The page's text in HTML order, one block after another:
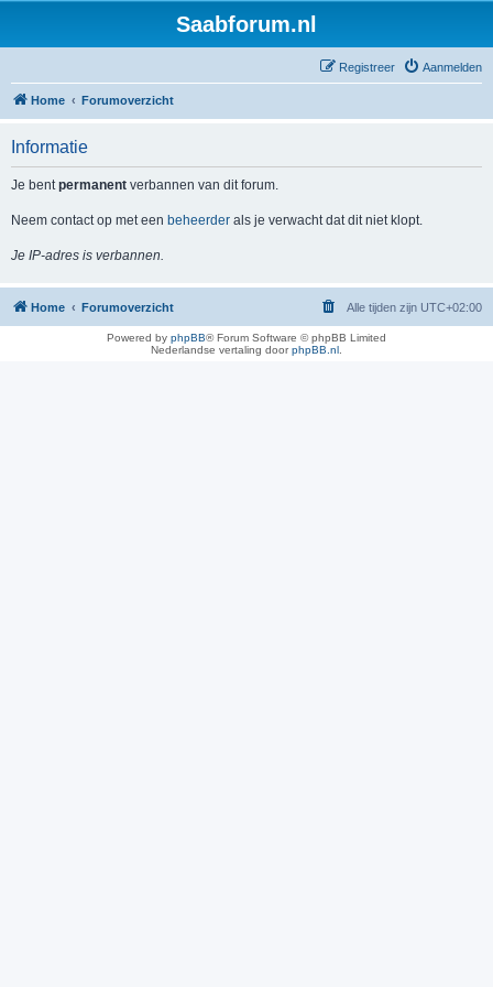
Saabforum.nl
Aanmelden
Registreer
Home Forumoverzicht
Informatie
Je bentpermanent verbannen van dit forum.
Neem contact op met een beheerder als je verwacht dat dit niet klopt.
Je IP-adres is verbannen.
Home Forumoverzicht Alle tijden zijn UTC+02:00
Powered by phpBB® Forum Software © phpBB Limited
Nederlandse vertaling doorphpBB.nl